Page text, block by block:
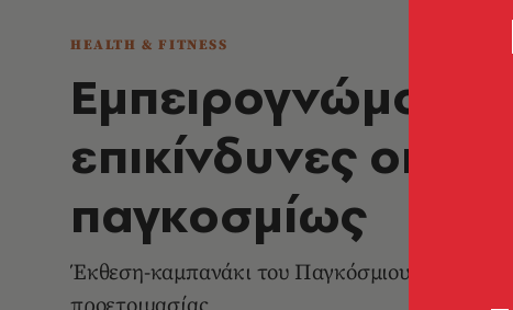
HEALTH & FITNESS
Εμπειρογνώμονες:
επικίνδυνες οι
παγκοσμίως
Έκθεση-καμπανάκι του Παγκόσμιου